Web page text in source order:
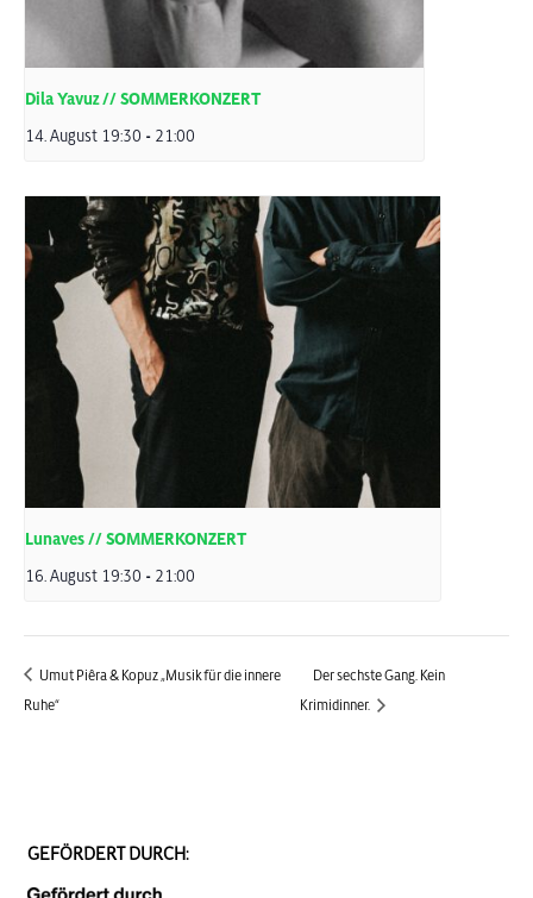
Dila Yavuz // SOMMERKONZERT
14. August 19:30 - 21:00
Lunaves // SOMMERKONZERT
16. August 19:30 - 21:00
Umut Piêra & Kopuz „Musik für die innere
Ruhe“
Der sechste Gang. Kein
Krimidinner.
GEFÖRDERT DURCH: